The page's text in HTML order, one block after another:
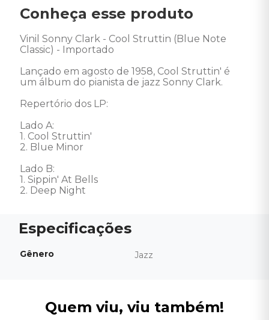
Conheça esse produto
Vinil Sonny Clark - Cool Struttin (Blue Note
Classic) - Importado
Lançado em agosto de 1958, Cool Struttin' é
um álbum do pianista de jazz Sonny Clark.
Repertório dos LP:
Lado A:
1. Cool Struttin'
2. Blue Minor
Lado B:
1. Sippin' At Bells
2. Deep Night
Gênero Jazz
Quem viu, viu também!